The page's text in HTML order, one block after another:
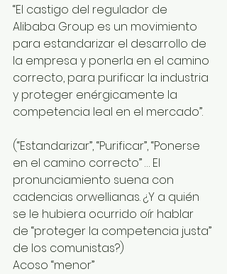
“El castigo del regulador de
Alibaba Group es un movimiento
para estandarizar el desarrollo de
la empresa y ponerla en el camino
correcto, para purificar la industria
y proteger enérgicamente la
competencia leal en el mercado”.
(“Estandarizar”, “Purificar”, “Ponerse
en el camino correcto” … El
pronunciamiento suena con
cadencias orwellianas. ¿Y a quién
se le hubiera ocurrido oír hablar
de “proteger la competencia justa”
de los comunistas?)
Acoso “menor”